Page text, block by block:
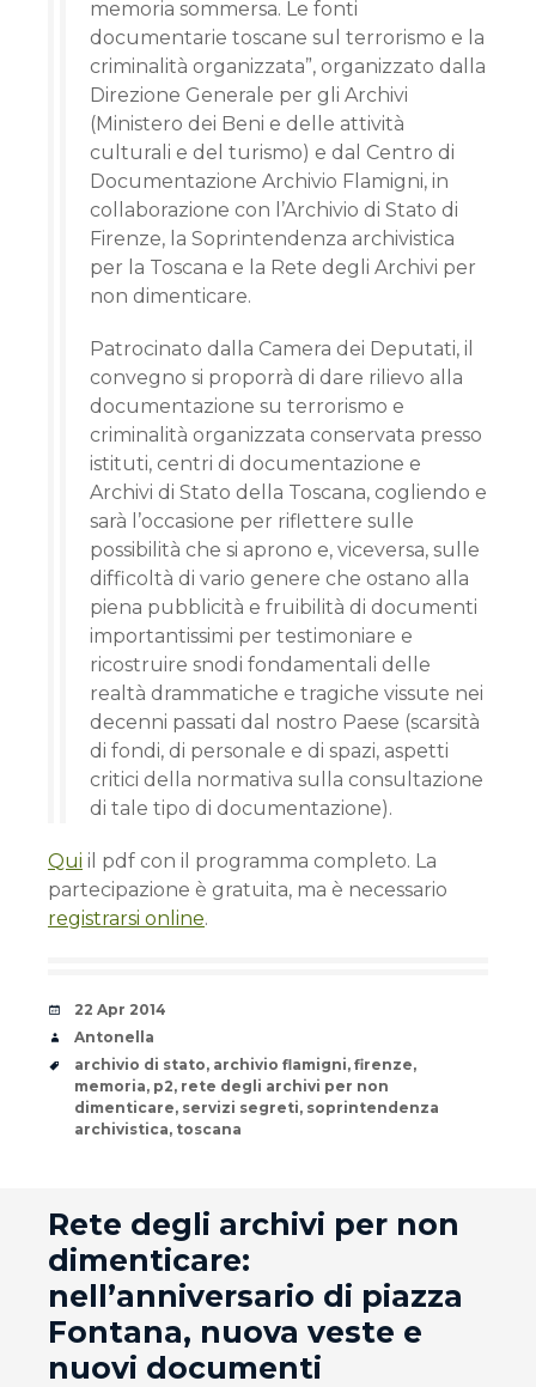
memoria sommersa. Le fonti
documentarie toscane sul terrorismo e la
criminalità organizzata”, organizzato dalla
Direzione Generale per gli Archivi
(Ministero dei Beni e delle attività
culturali e del turismo) e dal Centro di
Documentazione Archivio Flamigni, in
collaborazione con l’Archivio di Stato di
Firenze, la Soprintendenza archivistica
per la Toscana e la Rete degli Archivi per
non dimenticare.
Patrocinato dalla Camera dei Deputati, il
convegno si proporrà di dare rilievo alla
documentazione su terrorismo e
criminalità organizzata conservata presso
istituti, centri di documentazione e
Archivi di Stato della Toscana, cogliendo e
sarà l’occasione per riflettere sulle
possibilità che si aprono e, viceversa, sulle
difficoltà di vario genere che ostano alla
piena pubblicità e fruibilità di documenti
importantissimi per testimoniare e
ricostruire snodi fondamentali delle
realtà drammatiche e tragiche vissute nei
decenni passati dal nostro Paese (scarsità
di fondi, di personale e di spazi, aspetti
critici della normativa sulla consultazione
di tale tipo di documentazione).
Qui il pdf con il programma completo. La
partecipazione è gratuita, ma è necessario
registrarsi online.
Date
22 Apr 2014
Author
Antonella
Tags
archivio di stato, archivio flamigni, firenze,
memoria, p2, rete degli archivi per non
dimenticare, servizi segreti, soprintendenza
archivistica, toscana
Rete degli archivi per non
dimenticare:
nell’anniversario di piazza
Fontana, nuova veste e
nuovi documenti